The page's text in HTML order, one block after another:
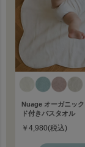
Nuage オーガニッ
ド付きバスタオル
￥4,980(税込)